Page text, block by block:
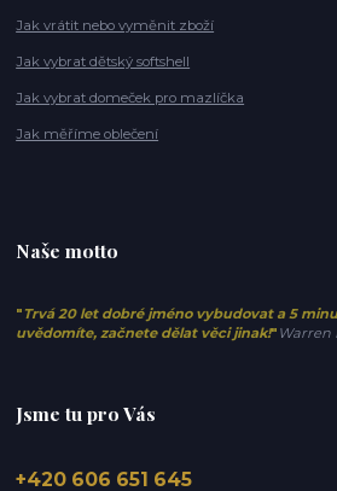
Jak vrátit nebo vyměnit zboží
Jak vybrat dětský softshell
Jak vybrat domeček pro mazlíčka
Jak měříme oblečení
Naše motto
" Trvá 20 let dobré jméno vybudovat a 5
uvědomíte, začnete dělat věci jinak!" Warren
Jsme tu pro Vás
+420 606 651 645